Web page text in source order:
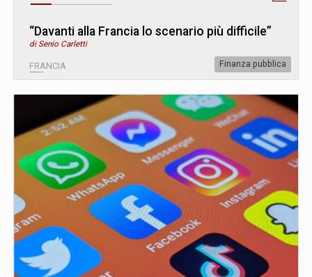
“Davanti alla Francia lo scenario più difficile”
di Senio Carletti
FRANCIA Finanza pubblica